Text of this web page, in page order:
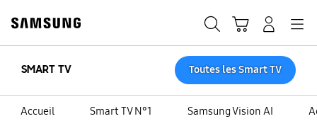
content
SMART TV Toutes les Smart TV
Accueil Smart TV N°1 Samsung Vision AI